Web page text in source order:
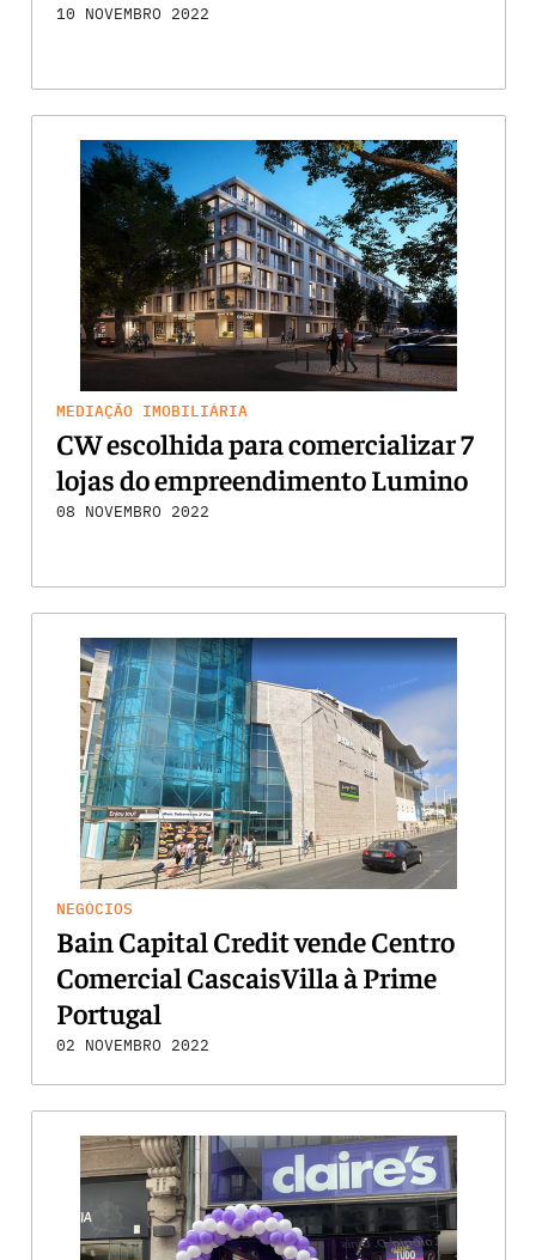
10 NOVEMBRO 2022
MEDIAÇÃO IMOBILIÁRIA
CW escolhida para comercializar 7
lojas do empreendimento Lumino
08 NOVEMBRO 2022
NEGÓCIOS
Bain Capital Credit vende Centro
Comercial CascaisVilla à Prime
Portugal
02 NOVEMBRO 2022